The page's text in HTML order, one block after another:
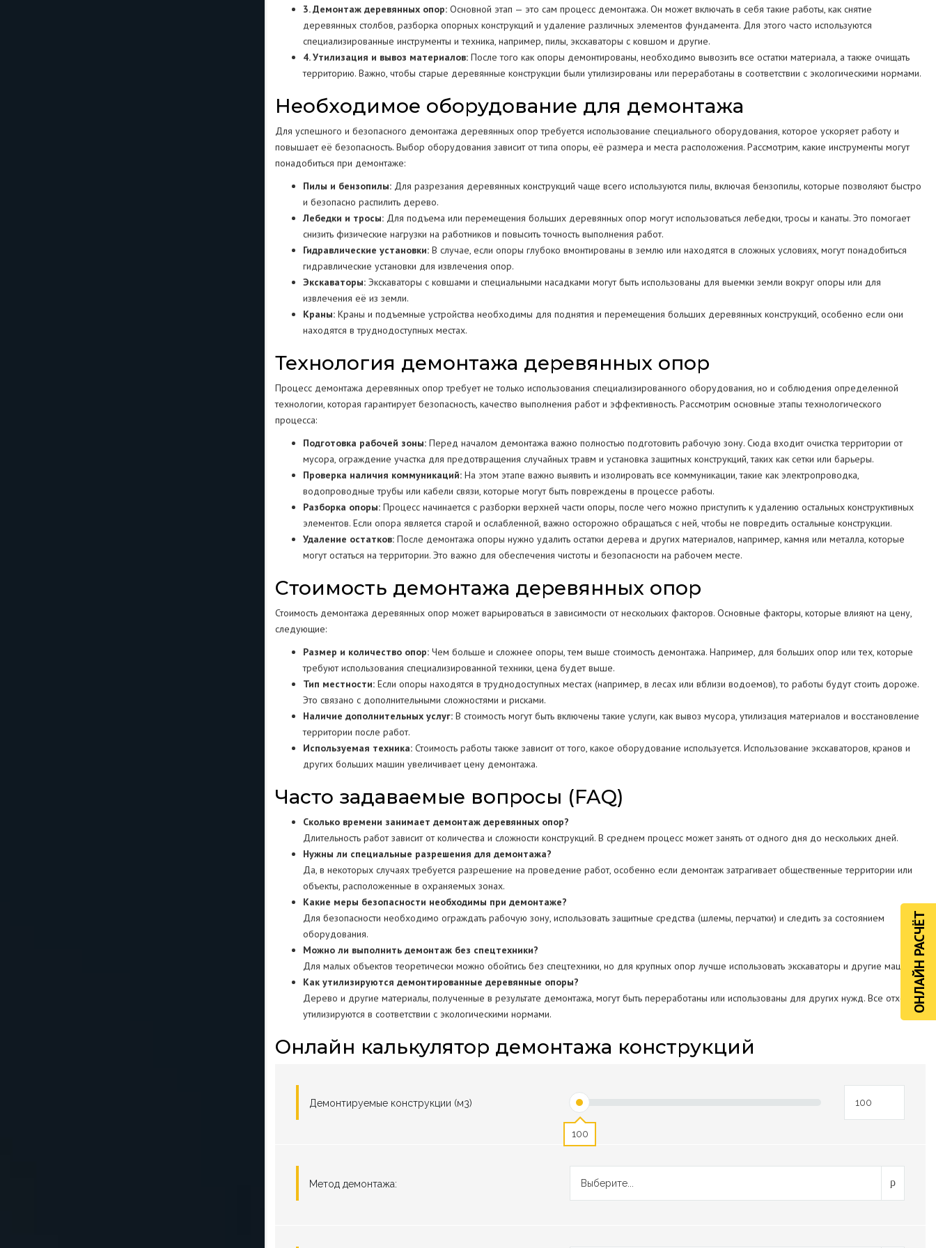
ОНЛАЙН РАСЧЁТ
3. Демонтаж деревянных опор: Основной этап — это сам процесс демонтажа. Он может включать в себя такие работы, как снятие
деревянных столбов, разборка опорных конструкций и удаление различных элементов фундамента. Для этого часто используются
специализированные инструменты и техника, например, пилы, экскаваторы с ковшом и другие.
4. Утилизация и вывоз материалов: После того как опоры демонтированы, необходимо вывозить все остатки материала, а также очищать
территорию. Важно, чтобы старые деревянные конструкции были утилизированы или переработаны в соответствии с экологическими нормами.
Необходимое оборудование для демонтажа
Для успешного и безопасного демонтажа деревянных опор требуется использование специального оборудования, которое ускоряет работу и
повышает её безопасность. Выбор оборудования зависит от типа опоры, её размера и места расположения. Рассмотрим, какие инструменты могут
понадобиться при демонтаже:
Пилы и бензопилы: Для разрезания деревянных конструкций чаще всего используются пилы, включая бензопилы, которые позволяют быстро
и безопасно распилить дерево.
Лебедки и тросы: Для подъема или перемещения больших деревянных опор могут использоваться лебедки, тросы и канаты. Это помогает
снизить физические нагрузки на работников и повысить точность выполнения работ.
Гидравлические установки: В случае, если опоры глубоко вмонтированы в землю или находятся в сложных условиях, могут понадобиться
гидравлические установки для извлечения опор.
Экскаваторы: Экскаваторы с ковшами и специальными насадками могут быть использованы для выемки земли вокруг опоры или для
извлечения её из земли.
Краны: Краны и подъемные устройства необходимы для поднятия и перемещения больших деревянных конструкций, особенно если они
находятся в труднодоступных местах.
Технология демонтажа деревянных опор
Процесс демонтажа деревянных опор требует не только использования специализированного оборудования, но и соблюдения определенной
технологии, которая гарантирует безопасность, качество выполнения работ и эффективность. Рассмотрим основные этапы технологического
процесса:
Подготовка рабочей зоны: Перед началом демонтажа важно полностью подготовить рабочую зону. Сюда входит очистка территории от
мусора, ограждение участка для предотвращения случайных травм и установка защитных конструкций, таких как сетки или барьеры.
Проверка наличия коммуникаций: На этом этапе важно выявить и изолировать все коммуникации, такие как электропроводка,
водопроводные трубы или кабели связи, которые могут быть повреждены в процессе работы.
Разборка опоры: Процесс начинается с разборки верхней части опоры, после чего можно приступить к удалению остальных конструктивных
элементов. Если опора является старой и ослабленной, важно осторожно обращаться с ней, чтобы не повредить остальные конструкции.
Удаление остатков: После демонтажа опоры нужно удалить остатки дерева и других материалов, например, камня или металла, которые
могут остаться на территории. Это важно для обеспечения чистоты и безопасности на рабочем месте.
Стоимость демонтажа деревянных опор
Стоимость демонтажа деревянных опор может варьироваться в зависимости от нескольких факторов. Основные факторы, которые влияют на цену,
следующие:
Размер и количество опор: Чем больше и сложнее опоры, тем выше стоимость демонтажа. Например, для больших опор или тех, которые
требуют использования специализированной техники, цена будет выше.
Тип местности: Если опоры находятся в труднодоступных местах (например, в лесах или вблизи водоемов), то работы будут стоить дороже.
Это связано с дополнительными сложностями и рисками.
Наличие дополнительных услуг: В стоимость могут быть включены такие услуги, как вывоз мусора, утилизация материалов и восстановление
территории после работ.
Используемая техника: Стоимость работы также зависит от того, какое оборудование используется. Использование экскаваторов, кранов и
других больших машин увеличивает цену демонтажа.
Часто задаваемые вопросы (FAQ)
Сколько времени занимает демонтаж деревянных опор?
Длительность работ зависит от количества и сложности конструкций. В среднем процесс может занять от одного дня до нескольких дней.
Нужны ли специальные разрешения для демонтажа?
Да, в некоторых случаях требуется разрешение на проведение работ, особенно если демонтаж затрагивает общественные территории или
объекты, расположенные в охраняемых зонах.
Какие меры безопасности необходимы при демонтаже?
Для безопасности необходимо ограждать рабочую зону, использовать защитные средства (шлемы, перчатки) и следить за состоянием
оборудования.
Можно ли выполнить демонтаж без спецтехники?
Для малых объектов теоретически можно обойтись без спецтехники, но для крупных опор лучше использовать экскаваторы и другие машины.
Как утилизируются демонтированные деревянные опоры?
Дерево и другие материалы, полученные в результате демонтажа, могут быть переработаны или использованы для других нужд. Все отходы
утилизируются в соответствии с экологическими нормами.
Онлайн калькулятор демонтажа конструкций
Демонтируемые конструкции (м3)
100
Метод демонтажа: Выберите...